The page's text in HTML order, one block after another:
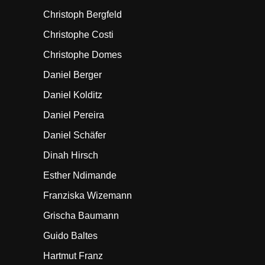
Christoph Bergfeld
Christophe Costi
Christophe Domes
Daniel Berger
Daniel Kolditz
Daniel Pereira
Daniel Schäfer
Dinah Hirsch
Esther Ndimande
Franziska Wizemann
Grischa Baumann
Guido Baltes
Hartmut Franz